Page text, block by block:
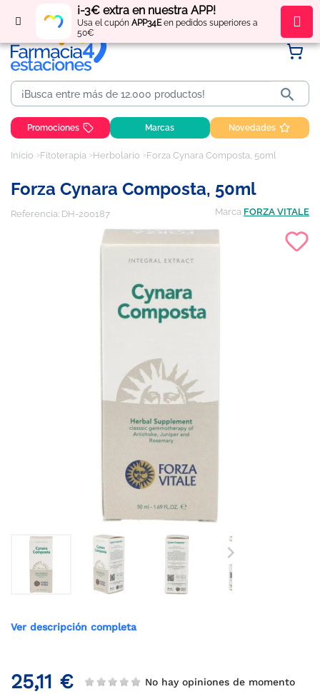
¡-3€ extra en nuestra APP!
Usa el cupón APP34Een pedidos superiores a
50€
Regístratey obténpuntos por tus compras

Promociones Marcas Novedades
Inicio Fitoterapia Herbolario Forza Cynara Composta, 50ml
Forza Cynara Composta, 50ml
Referencia: DH-200187 Marca FORZA VITALE

Ver descripción completa
25,11 € No hay opiniones de momento